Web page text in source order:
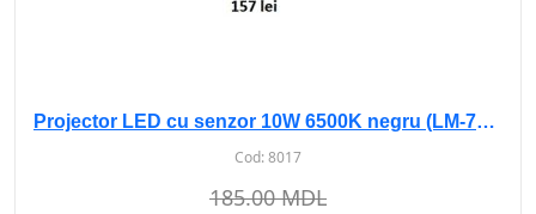
Projector LED cu senzor 10W 6500K negru (LM-7070)
Cod:8017
185.00 MDL